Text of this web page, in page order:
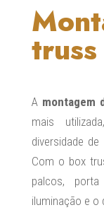
truss
A montagem
mais
diversidade
Com o box
palcos,
iluminação e o